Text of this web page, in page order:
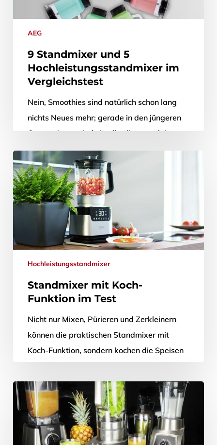
AEG
9 Standmixer und 5
Hochleistungsstandmixer im
Vergleichstest
Nein, Smoothies sind natürlich schon lang
nichts Neues mehr; gerade in den jüngeren
Generationen sind sie allerdings noch immer
sehr beliebt. Dabei ist es auch…
26. September 2019
Hochleistungsstandmixer
Standmixer mit Koch-
Funktion im Test
Nicht nur Mixen, Pürieren und Zerkleinern
können die praktischen Standmixer mit
Koch-Funktion, sondern kochen die Speisen
Babybreis, Marmeladen…
25. August 2016